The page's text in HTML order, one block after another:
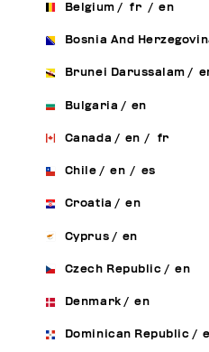
Belgium / fr / en
Bosnia And
Brunei Darussalam /
Bulgaria / en
Canada / en / fr
Chile / en / es
Croatia / en
Cyprus / en
Czech Republic / en
Denmark / en
Dominican Republic /